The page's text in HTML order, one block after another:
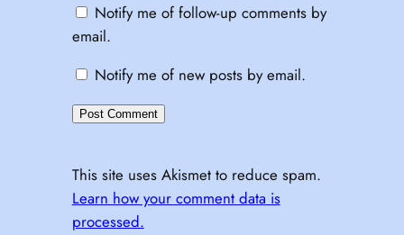
Notify me of follow-up comments by
email.
Notify me of new posts by email.
This site uses Akismet to reduce spam.
Learn how your comment data is
processed.